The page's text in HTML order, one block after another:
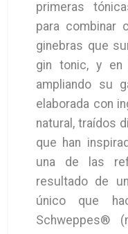
primeras
para combinar
ginebras que
gin tonic, y
ampliando su
elaborada con
natural, traídos
que han
una de las
resultado de
único que
Schweppes®